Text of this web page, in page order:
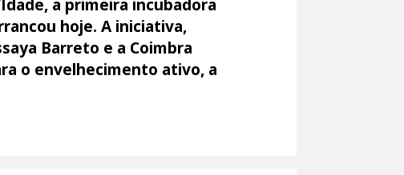
a primeira incubadora
hoje. A iniciativa,
Barreto e a Coimbra
o envelhecimento ativo, a